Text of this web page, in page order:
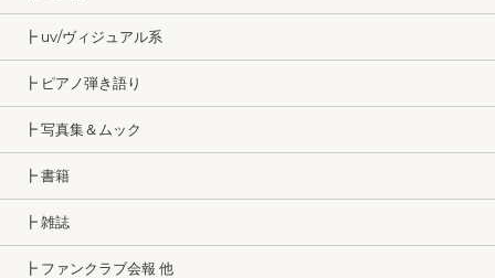
┣ uv/ヴィジュアル系
┣ ピアノ弾き語り
┣ 写真集＆ムック
┣ 書籍
┣ 雑誌
┣ ファンクラブ会報 他